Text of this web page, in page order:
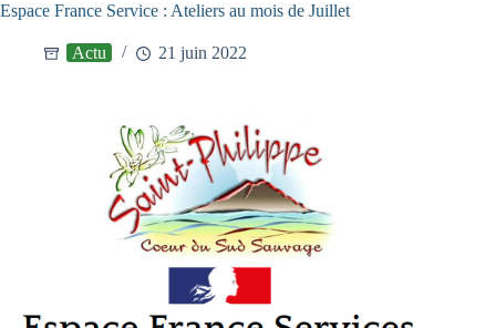
Espace France Service : Ateliers au mois de Juillet
Actu 21 juin 2022